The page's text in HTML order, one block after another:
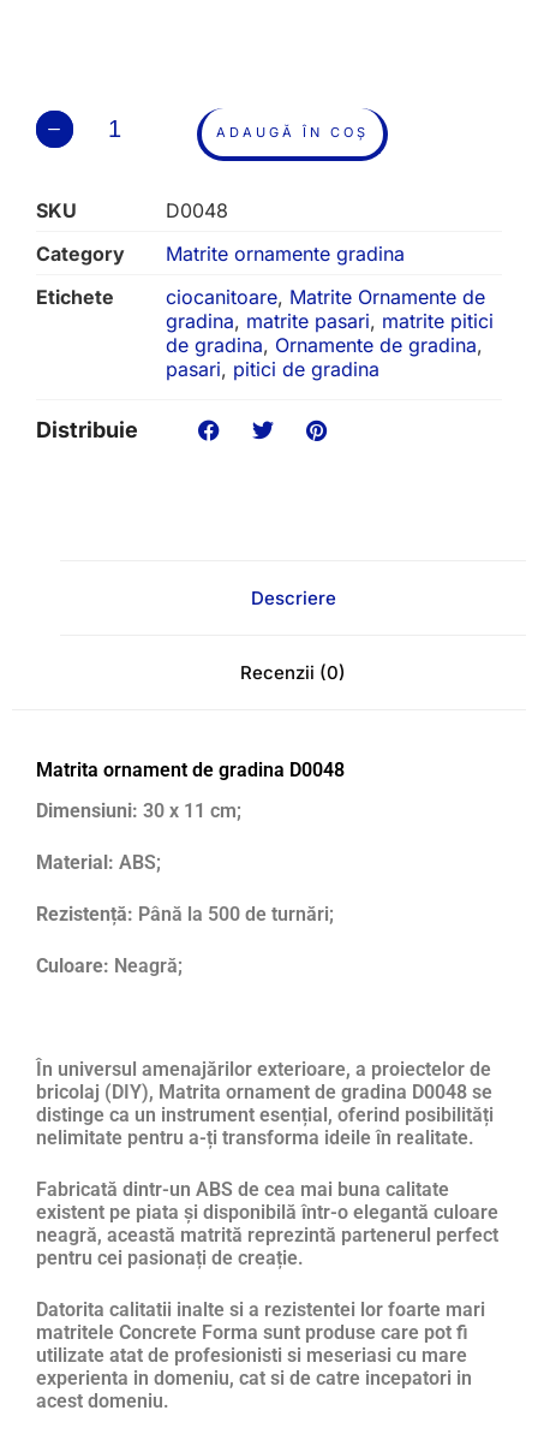
ADAUGĂ ÎN COȘ
SKU
D0048
Category
Matrite ornamente gradina
Etichete
ciocanitoare, Matrite Ornamente de
gradina, matrite pasari, matrite pitici
de gradina, Ornamente de gradina,
pasari, pitici de gradina
Distribuie
Descriere
Recenzii (0)
Matrita ornament de gradina D0048
Dimensiuni: 30 x 11 cm;
Material: ABS;
Rezistență: Până la 500 de turnări;
Culoare: Neagră;
În universul amenajărilor exterioare, a proiectelor de
bricolaj (DIY), Matrita ornament de gradina D0048 se
distinge ca un instrument esențial, oferind posibilități
nelimitate pentru a-ți transforma ideile în realitate.
Fabricată dintr-un ABS de cea mai buna calitate
existent pe piata și disponibilă într-o elegantă culoare
neagră, această matrită reprezintă partenerul perfect
pentru cei pasionați de creație.
Datorita calitatii inalte si a rezistentei lor foarte mari
matritele Concrete Forma sunt produse care pot fi
utilizate atat de profesionisti si meseriasi cu mare
experienta in domeniu, cat si de catre incepatori in
acest domeniu.